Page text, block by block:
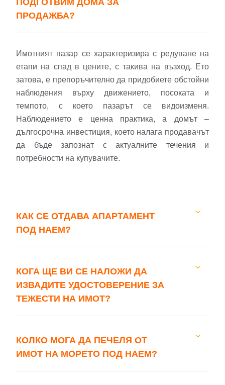
ПОДГОТВИМ ДОМА ЗА
ПРОДАЖБА?
Имотният пазар се характеризира с редуване на
етапи на спад в цените, с такива на възход. Ето
затова, е препоръчително да придобиете обстойни
наблюдения върху движението, посоката и
темпото, с което пазарът се видоизменя.
Наблюдението е ценна практика, а домът –
дългосрочна инвестиция, което налага продавачът
да бъде запознат с актуалните течения и
потребности на купувачите.
КАК СЕ ОТДАВА АПАРТАМЕНТ
ПОД НАЕМ?
КОГА ЩЕ ВИ СЕ НАЛОЖИ ДА
ИЗВАДИТЕ УДОСТОВЕРЕНИЕ ЗА
ТЕЖЕСТИ НА ИМОТ?
КОЛКО МОГА ДА ПЕЧЕЛЯ ОТ
ИМОТ НА МОРЕТО ПОД НАЕМ?